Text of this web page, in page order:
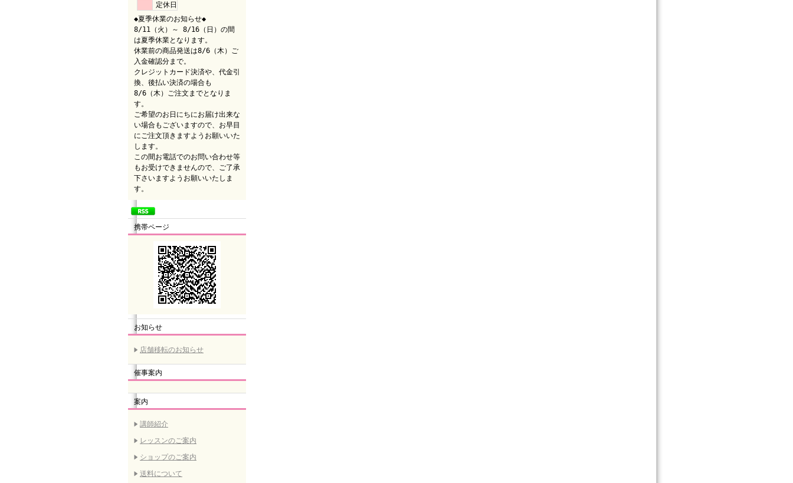
定休日
◆夏季休業のお知らせ◆
8/11（火）～ 8/16（日）の間
は夏季休業となります。
休業前の商品発送は8/6（木）ご
入金確認分まで。
クレジットカード決済や、代金引
換、後払い決済の場合も
8/6（木）ご注文までとなりま
す。
ご希望のお日にちにお届け出来な
い場合もございますので、お早目
にご注文頂きますようお願いいた
します。
この間お電話でのお問い合わせ等
もお受けできませんので、ご了承
下さいますようお願いいたしま
す。
携帯ページ
お知らせ
店舗移転のお知らせ
催事案内
案内
講師紹介
レッスンのご案内
ショップのご案内
送料について